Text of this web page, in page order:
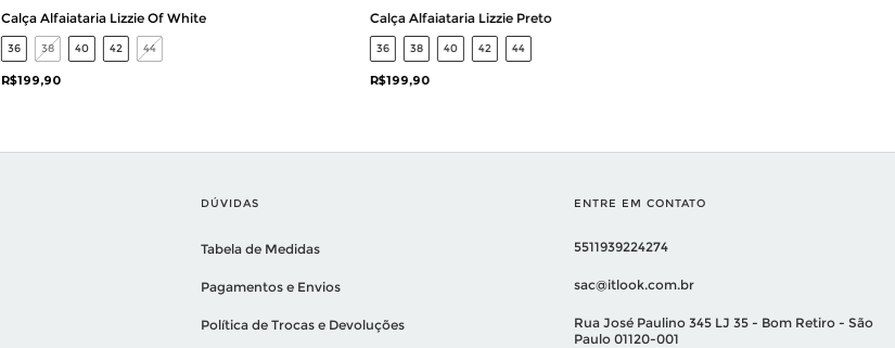
Calça Alfaiataria Lizzie Of White
36 38 40 42 44
R$199,90
Calça Alfaiataria Lizzie Preto
36 38 40 42 44
R$199,90
DÚVIDAS
Tabela de Medidas
Pagamentos e Envios
Política de Trocas e Devoluções
ENTRE EM CONTATO
5511939224274
sac@itlook.com.br
Rua José Paulino 345 LJ 35 - Bom Retiro - São
Paulo 01120-001